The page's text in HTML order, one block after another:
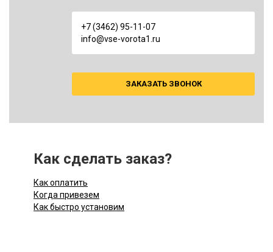
+7 (3462) 95-11-07
info@vse-vorota1.ru
ЗАКАЗАТЬ ЗВОНОК
Как сделать заказ?
Как оплатить
Когда привезем
Как быстро установим